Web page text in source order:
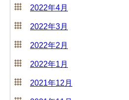
2022年4月
2022年3月
2022年2月
2022年1月
2021年12月